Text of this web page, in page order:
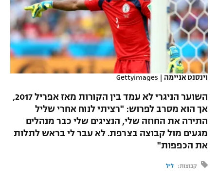
VOD
רץ ברשת
תוצאות
לוח שידורים
ברחבה
נבחרת ישראל
מכבי חיפה
בית"ר ירושלים
מכבי תל אביב
הפועל תל אביב
הפועל חיפה
ליגה ספרדית
ליגה איטלקית
ליגה צרפתית
ליגה טורקית
ליגה סינית
ליגה ברזילאית
כדורסל נשים
מכבי תל אביב
הפועל חולון
הפועל ירושלים
דני אבדיה
יורוליג
יורוקאפ
טניס
כדוריד
כדורעף
שחייה
ג'ודו
אגרוף
ספורט אולימפי
וינסנט אניימה |
Gettyimages
השוער הניגרי לא עמד בין הקורות מאז אפריל 2017,
אך הוא מסרב לפרוש: "רציתי לנוח אחרי שליל
התירה את החוזה שלי, הנציגים שלי כבר מנהלים
מגעים מול קבוצה בצרפת. לא עבר לי בראש לתלות
את הכפפות"
קבוצות: ליל